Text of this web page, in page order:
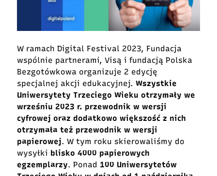
W ramach Digital Festival 2023, Fundacja
wspólnie partnerami, Visą i fundacją Polska
Bezgotówkowa organizuje 2 edycję
specjalnej akcji edukacyjnej. Wszystkie
Uniwersytety Trzeciego Wieku otrzymały we
wrześniu 2023 r. przewodnik w wersji
cyfrowej oraz dodatkowo większość z nich
otrzymała też przewodnik w wersji
papierowej. W tym roku skierowaliśmy do
wysyłki blisko 4000 papierowych
egzemplarzy. Ponad 100 Uniwersytetów